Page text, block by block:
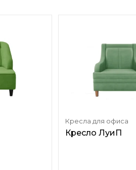
Кресла для офиса
Кресло ЛуиП